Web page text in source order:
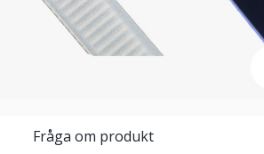
Fråga om produkt